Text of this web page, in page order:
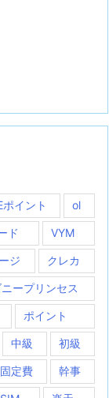
ポイント ol
ド VYM
ジ クレカ
ープリンセス
ポイント
中級 初級
固定費 幹事